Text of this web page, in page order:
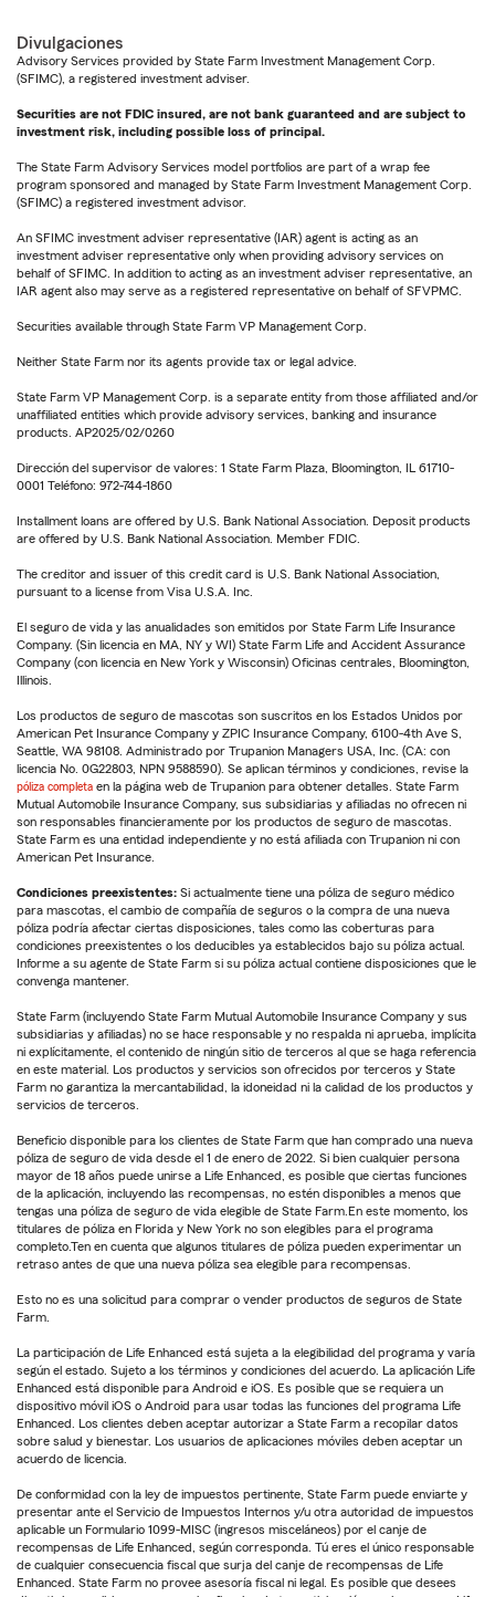
Divulgaciones
Advisory Services provided by State Farm Investment Management Corp.
(SFIMC), a registered investment adviser.
Securities are not FDIC insured, are not bank guaranteed and are subject to
investment risk, including possible loss of principal.
The State Farm Advisory Services model portfolios are part of a wrap fee
program sponsored and managed by State Farm Investment Management Corp.
(SFIMC) a registered investment advisor.
An SFIMC investment adviser representative (IAR) agent is acting as an
investment adviser representative only when providing advisory services on
behalf of SFIMC. In addition to acting as an investment adviser representative, an
IAR agent also may serve as a registered representative on behalf of SFVPMC.
Securities available through State Farm VP Management Corp.
Neither State Farm nor its agents provide tax or legal advice.
State Farm VP Management Corp. is a separate entity from those affiliated and/or
unaffiliated entities which provide advisory services, banking and insurance
products. AP2025/02/0260
Dirección del supervisor de valores: 1 State Farm Plaza, Bloomington, IL 61710-
0001 Teléfono: 972-744-1860
Installment loans are offered by U.S. Bank National Association. Deposit products
are offered by U.S. Bank National Association. Member FDIC.
The creditor and issuer of this credit card is U.S. Bank National Association,
pursuant to a license from Visa U.S.A. Inc.
El seguro de vida y las anualidades son emitidos por State Farm Life Insurance
Company. (Sin licencia en MA, NY y WI) State Farm Life and Accident Assurance
Company (con licencia en New York y Wisconsin) Oficinas centrales, Bloomington,
Illinois.
Los productos de seguro de mascotas son suscritos en los Estados Unidos por
American Pet Insurance Company y ZPIC Insurance Company, 6100-4th Ave S,
Seattle, WA 98108. Administrado por Trupanion Managers USA, Inc. (CA: con
licencia No. 0G22803, NPN 9588590). Se aplican términos y condiciones, revise la
póliza completa en la página web de Trupanion para obtener detalles. State Farm
Mutual Automobile Insurance Company, sus subsidiarias y afiliadas no ofrecen ni
son responsables financieramente por los productos de seguro de mascotas.
State Farm es una entidad independiente y no está afiliada con Trupanion ni con
American Pet Insurance.
Condiciones preexistentes: Si actualmente tiene una póliza de seguro médico
para mascotas, el cambio de compañía de seguros o la compra de una nueva
póliza podría afectar ciertas disposiciones, tales como las coberturas para
condiciones preexistentes o los deducibles ya establecidos bajo su póliza actual.
Informe a su agente de State Farm si su póliza actual contiene disposiciones que le
convenga mantener.
State Farm (incluyendo State Farm Mutual Automobile Insurance Company y sus
subsidiarias y afiliadas) no se hace responsable y no respalda ni aprueba, implícita
ni explícitamente, el contenido de ningún sitio de terceros al que se haga referencia
en este material. Los productos y servicios son ofrecidos por terceros y State
Farm no garantiza la mercantabilidad, la idoneidad ni la calidad de los productos y
servicios de terceros.
Beneficio disponible para los clientes de State Farm que han comprado una nueva
póliza de seguro de vida desde el 1 de enero de 2022. Si bien cualquier persona
mayor de 18 años puede unirse a Life Enhanced, es posible que ciertas funciones
de la aplicación, incluyendo las recompensas, no estén disponibles a menos que
tengas una póliza de seguro de vida elegible de State Farm.En este momento, los
titulares de póliza en Florida y New York no son elegibles para el programa
completo.Ten en cuenta que algunos titulares de póliza pueden experimentar un
retraso antes de que una nueva póliza sea elegible para recompensas.
Esto no es una solicitud para comprar o vender productos de seguros de State
Farm.
La participación de Life Enhanced está sujeta a la elegibilidad del programa y varía
según el estado. Sujeto a los términos y condiciones del acuerdo. La aplicación Life
Enhanced está disponible para Android e iOS. Es posible que se requiera un
dispositivo móvil iOS o Android para usar todas las funciones del programa Life
Enhanced. Los clientes deben aceptar autorizar a State Farm a recopilar datos
sobre salud y bienestar. Los usuarios de aplicaciones móviles deben aceptar un
acuerdo de licencia.
De conformidad con la ley de impuestos pertinente, State Farm puede enviarte y
presentar ante el Servicio de Impuestos Internos y/u otra autoridad de impuestos
aplicable un Formulario 1099-MISC (ingresos misceláneos) por el canje de
recompensas de Life Enhanced, según corresponda. Tú eres el único responsable
de cualquier consecuencia fiscal que surja del canje de recompensas de Life
Enhanced. State Farm no provee asesoría fiscal ni legal. Es posible que desees